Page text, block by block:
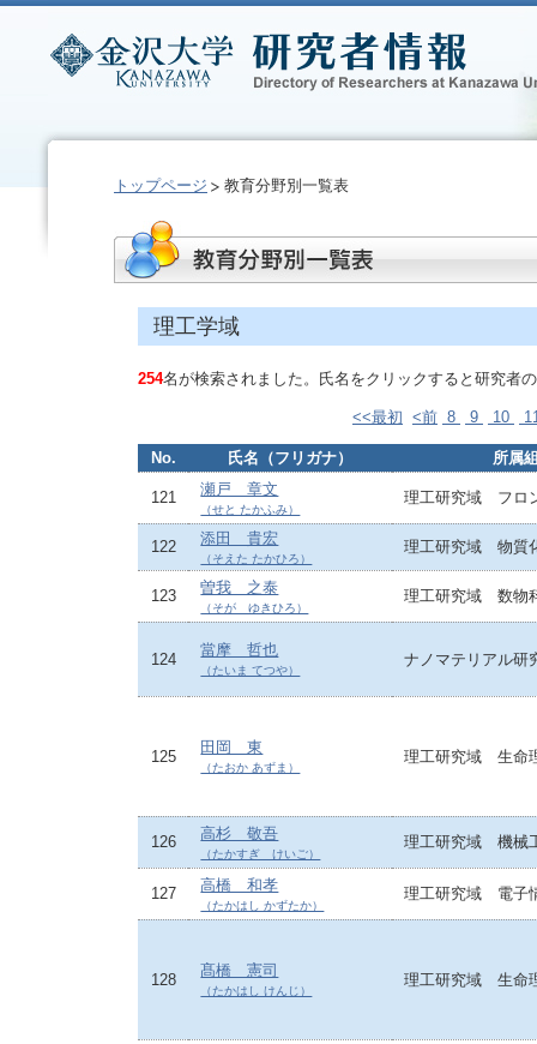
トップページ 教育分野別一覧表
理工学域
254名が検索されました。氏名をクリックすると研究者
<<最初 <前 8 9 10
No. 氏名（フリガナ） 所属
121 瀬戸 章文
（せと たかふみ）
理工研究域 フロ
122 添田 貴宏
（そえた たかひろ）
理工研究域 物質
123 曽我 之泰
（そが ゆきひろ）
理工研究域 数物
124
當摩 哲也
（たいま てつや）
ナノマテリアル研
125
田岡 東
（たおか あずま）
理工研究域 生命
126 高杉 敬吾
（たかすぎ けいご）
理工研究域 機械
127 高橋 和孝
（たかはし かずたか）
理工研究域 電子
128
髙橋 憲司
（たかはし けんじ）
理工研究域 生命